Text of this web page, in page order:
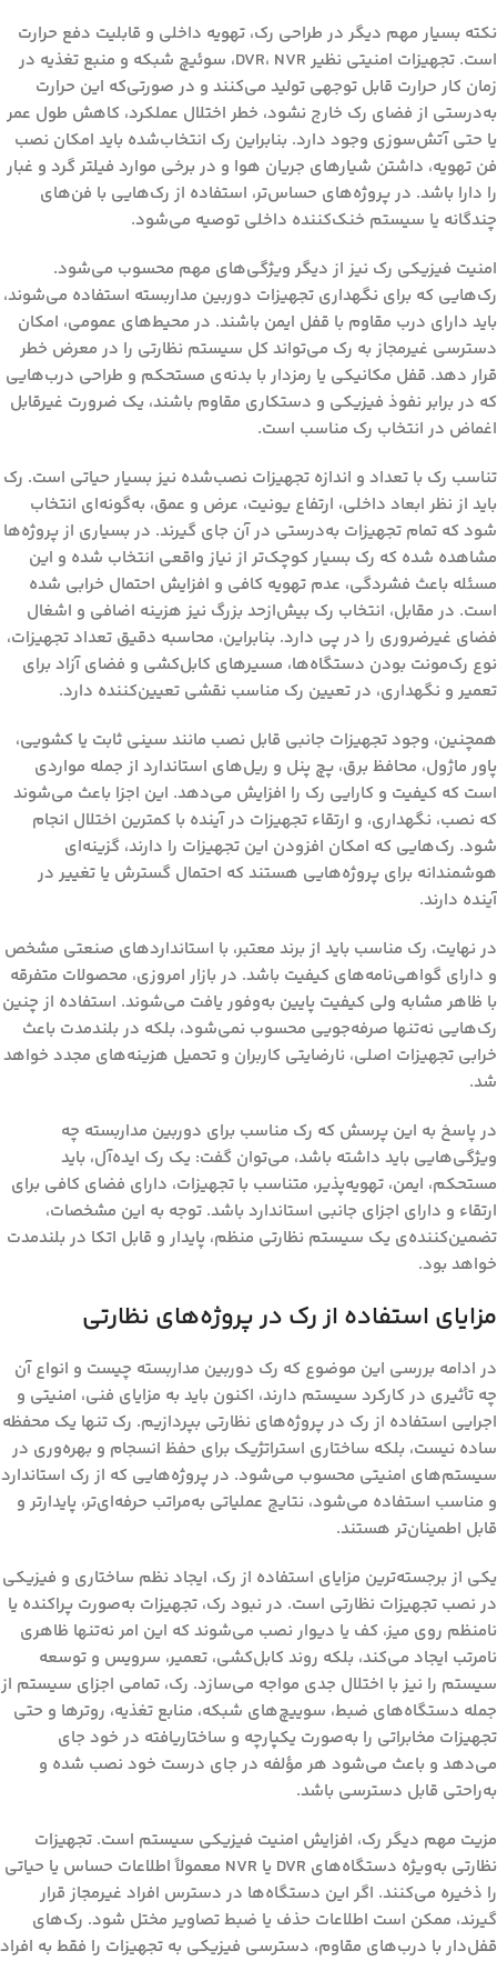
نکته بسیار مهم دیگر در طراحی رک، تهویه داخلی و قابلیت دفع حرارت
است. تجهیزات امنیتی نظیر DVR، NVR، سوئیچ شبکه و منبع تغذیه در
زمان کار حرارت قابل توجهی تولید می‌کنند و در صورتی‌که این حرارت
به‌درستی از فضای رک خارج نشود، خطر اختلال عملکرد، کاهش طول عمر
یا حتی آتش‌سوزی وجود دارد. بنابراین رک انتخاب‌شده باید امکان نصب
فن تهویه، داشتن شیارهای جریان هوا و در برخی موارد فیلتر گرد و غبار
را دارا باشد. در پروژه‌های حساس‌تر، استفاده از رک‌هایی با فن‌های
چندگانه یا سیستم خنک‌کننده داخلی توصیه می‌شود.
امنیت فیزیکی رک نیز از دیگر ویژگی‌های مهم محسوب می‌شود.
رک‌هایی که برای نگهداری تجهیزات دوربین مداربسته استفاده می‌شوند،
باید دارای درب مقاوم با قفل ایمن باشند. در محیط‌های عمومی، امکان
دسترسی غیرمجاز به رک می‌تواند کل سیستم نظارتی را در معرض خطر
قرار دهد. قفل مکانیکی یا رمزدار با بدنه‌ی مستحکم و طراحی درب‌هایی
که در برابر نفوذ فیزیکی و دستکاری مقاوم باشند، یک ضرورت غیرقابل
اغماض در انتخاب رک مناسب است.
تناسب رک با تعداد و اندازه تجهیزات نصب‌شده نیز بسیار حیاتی است. رک
باید از نظر ابعاد داخلی، ارتفاع یونیت، عرض و عمق، به‌گونه‌ای انتخاب
شود که تمام تجهیزات به‌درستی در آن جای گیرند. در بسیاری از پروژه‌ها
مشاهده شده که رک بسیار کوچک‌تر از نیاز واقعی انتخاب شده و این
مسئله باعث فشردگی، عدم تهویه کافی و افزایش احتمال خرابی شده
است. در مقابل، انتخاب رک بیش‌ازحد بزرگ نیز هزینه اضافی و اشغال
فضای غیرضروری را در پی دارد. بنابراین، محاسبه دقیق تعداد تجهیزات،
نوع رک‌مونت بودن دستگاه‌ها، مسیرهای کابل‌کشی و فضای آزاد برای
تعمیر و نگهداری، در تعیین رک مناسب نقشی تعیین‌کننده دارد.
همچنین، وجود تجهیزات جانبی قابل نصب مانند سینی ثابت یا کشویی،
پاور ماژول، محافظ برق، پچ پنل و ریل‌های استاندارد از جمله مواردی
است که کیفیت و کارایی رک را افزایش می‌دهد. این اجزا باعث می‌شوند
که نصب، نگهداری، و ارتقاء تجهیزات در آینده با کمترین اختلال انجام
شود. رک‌هایی که امکان افزودن این تجهیزات را دارند، گزینه‌ای
هوشمندانه برای پروژه‌هایی هستند که احتمال گسترش یا تغییر در
آینده دارند.
در نهایت، رک مناسب باید از برند معتبر، با استانداردهای صنعتی مشخص
و دارای گواهی‌نامه‌های کیفیت باشد. در بازار امروزی، محصولات متفرقه
با ظاهر مشابه ولی کیفیت پایین به‌وفور یافت می‌شوند. استفاده از چنین
رک‌هایی نه‌تنها صرفه‌جویی محسوب نمی‌شود، بلکه در بلندمدت باعث
خرابی تجهیزات اصلی، نارضایتی کاربران و تحمیل هزینه‌های مجدد خواهد
شد.
در پاسخ به این پرسش که رک مناسب برای دوربین مداربسته چه
ویژگی‌هایی باید داشته باشد، می‌توان گفت: یک رک ایده‌آل، باید
مستحکم، ایمن، تهویه‌پذیر، متناسب با تجهیزات، دارای فضای کافی برای
ارتقاء و دارای اجزای جانبی استاندارد باشد. توجه به این مشخصات،
تضمین‌کننده‌ی یک سیستم نظارتی منظم، پایدار و قابل اتکا در بلندمدت
خواهد بود.
مزایای استفاده از رک در پروژه‌های نظارتی
در ادامه بررسی این موضوع که رک دوربین مداربسته چیست و انواع آن
چه تأثیری در کارکرد سیستم دارند، اکنون باید به مزایای فنی، امنیتی و
اجرایی استفاده از رک در پروژه‌های نظارتی بپردازیم. رک تنها یک محفظه
ساده نیست، بلکه ساختاری استراتژیک برای حفظ انسجام و بهره‌وری در
سیستم‌های امنیتی محسوب می‌شود. در پروژه‌هایی که از رک استاندارد
و مناسب استفاده می‌شود، نتایج عملیاتی به‌مراتب حرفه‌ای‌تر، پایدارتر و
قابل اطمینان‌تر هستند.
یکی از برجسته‌ترین مزایای استفاده از رک، ایجاد نظم ساختاری و فیزیکی
در نصب تجهیزات نظارتی است. در نبود رک، تجهیزات به‌صورت پراکنده یا
نامنظم روی میز، کف یا دیوار نصب می‌شوند که این امر نه‌تنها ظاهری
نامرتب ایجاد می‌کند، بلکه روند کابل‌کشی، تعمیر، سرویس و توسعه
سیستم را نیز با اختلال جدی مواجه می‌سازد. رک، تمامی اجزای سیستم از
جمله دستگاه‌های ضبط، سوییچ‌های شبکه، منابع تغذیه، روترها و حتی
تجهیزات مخابراتی را به‌صورت یکپارچه و ساختاریافته در خود جای
می‌دهد و باعث می‌شود هر مؤلفه در جای درست خود نصب شده و
به‌راحتی قابل دسترسی باشد.
مزیت مهم دیگر رک، افزایش امنیت فیزیکی سیستم است. تجهیزات
نظارتی به‌ویژه دستگاه‌های DVR یا NVR معمولاً اطلاعات حساس یا حیاتی
را ذخیره می‌کنند. اگر این دستگاه‌ها در دسترس افراد غیرمجاز قرار
گیرند، ممکن است اطلاعات حذف یا ضبط تصاویر مختل شود. رک‌های
قفل‌دار با درب‌های مقاوم، دسترسی فیزیکی به تجهیزات را فقط به افراد